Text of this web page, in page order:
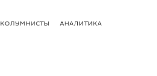
КОЛУМНИСТЫ АНАЛИТИКА